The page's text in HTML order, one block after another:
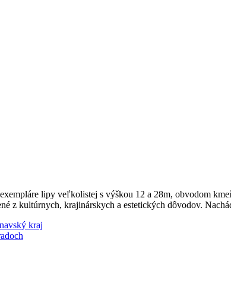
lipy veľkolistej s výškou 12 a 28m, obvodom
z kultúrnych, krajinárskych a estetických dôvodov.
kraj